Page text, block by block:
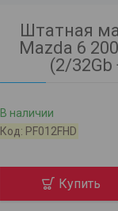
Штатная
Mazda 6
(2/32Gb
В наличии
Код: PF012FHD
Купить